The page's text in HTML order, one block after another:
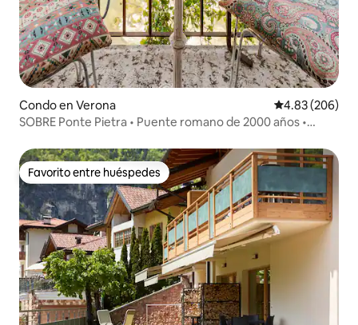
Condo en Verona Calificación
4.83 (206)
SOBRE Ponte Pietra • Puente romano de 2000 años •
Favorito entre huéspedes
Favorito entre huéspedes